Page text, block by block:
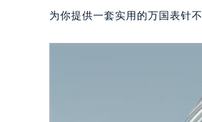
为你提供一套实用的万国表针